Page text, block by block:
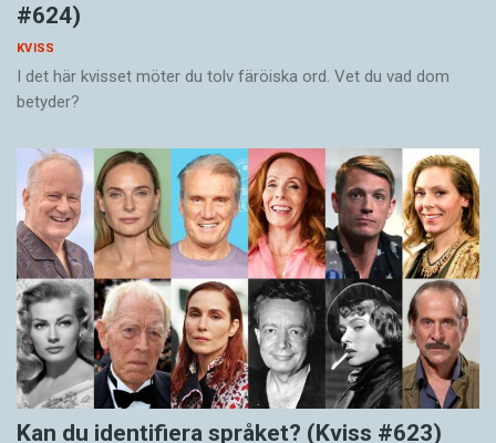
#624)
KVISS
I det här kvisset möter du tolv färöiska ord. Vet du vad dom
betyder?
Kan du identifiera språket? (Kviss #623)